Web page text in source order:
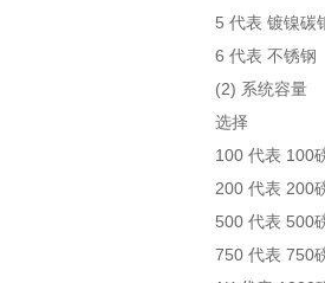
5 代表 镀镍碳
6 代表 不锈钢
(2) 系统容量
选择
100 代表 100
200 代表 200
500 代表 500
750 代表 750